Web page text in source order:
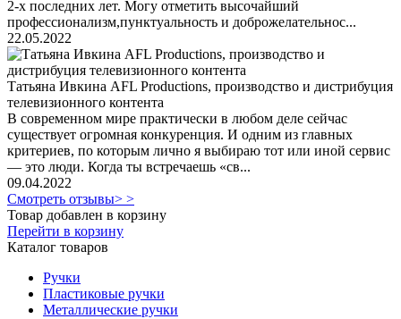
2-х последних лет. Могу отметить высочайший
профессионализм,пунктуальность и доброжелательнос...
22.05.2022
Татьяна Ивкина AFL Productions, производство и дистрибуция
телевизионного контента
В современном мире практически в любом деле сейчас
существует огромная конкуренция. И одним из главных
критериев, по которым лично я выбираю тот или иной сервис
— это люди. Когда ты встречаешь «св...
09.04.2022
Смотреть отзывы> >
Товар добавлен в корзину
Перейти в корзину
Каталог товаров
Ручки
Пластиковые ручки
Металлические ручки